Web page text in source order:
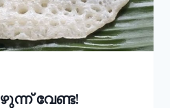
വേണ്ട!